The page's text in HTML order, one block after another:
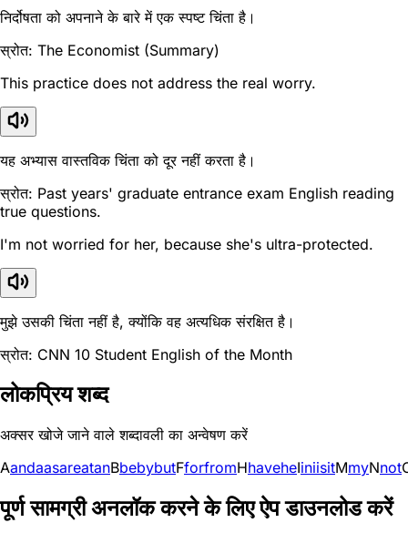
निर्दोषता को अपनाने के बारे में एक स्पष्ट चिंता है।
स्रोत: The Economist (Summary)
This practice does not address the real worry.
यह अभ्यास वास्तविक चिंता को दूर नहीं करता है।
स्रोत: Past years' graduate entrance exam English reading
true questions.
I'm not worried for her, because she's ultra-protected.
मुझे उसकी चिंता नहीं है, क्योंकि वह अत्यधिक संरक्षित है।
स्रोत: CNN 10 Student English of the Month
लोकप्रिय शब्द
अक्सर खोजे जाने वाले शब्दावली का अन्वेषण करें
AandaasareatanBbebybutFforfromHhaveheIiniisitMmyNnot
पूर्ण सामग्री अनलॉक करने के लिए ऐप डाउनलोड करें